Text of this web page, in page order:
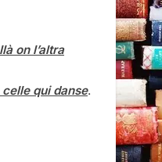
on l’altra
qui danse.